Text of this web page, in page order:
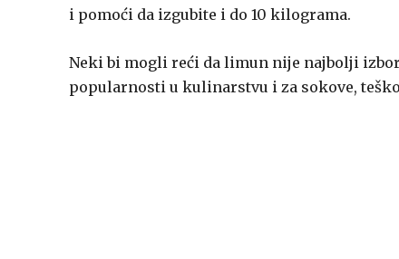
i pomoći da izgubite i do 10 kilograma.
Neki bi mogli reći da limun nije najbolji
popularnosti u kulinarstvu i za sokove,